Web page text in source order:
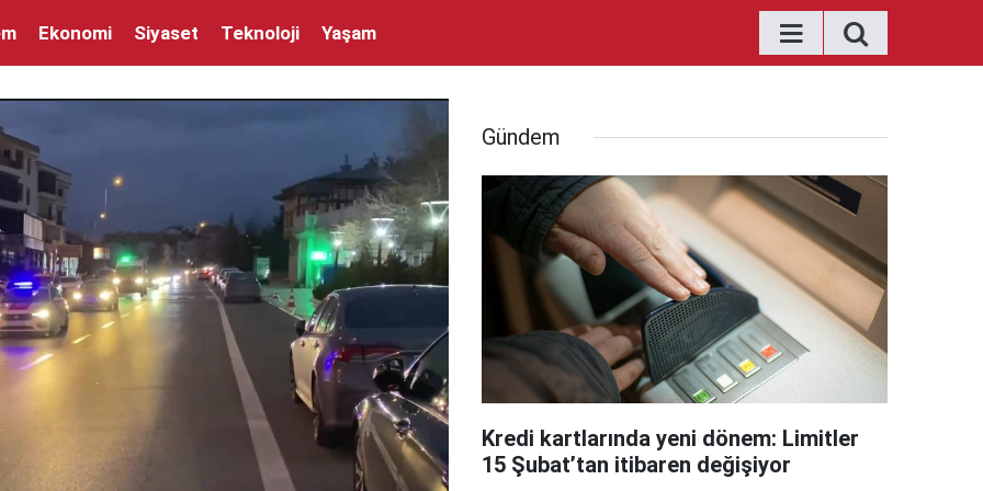
Ekonomi Siyaset Teknoloji Yaşam
Gündem
Kredi kartlarında yeni dönem: Limitler
15 Şubat’tan itibaren değişiyor